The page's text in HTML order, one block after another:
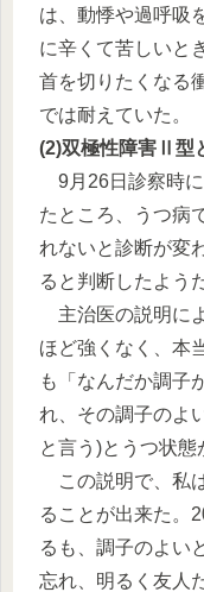
は、動悸や過呼吸
に辛くて苦しいと
首を切りたくなる
では耐えていた。
(2)双極性障害Ⅱ型
9月26日診察時
たところ、うつ病
れないと診断が変
ると判断したよう
主治医の説明に
ほど強くなく、本
も「なんだか調子
れ、その調子のよ
と言う)とうつ状態
この説明で、私
ることが出来た。
るも、調子のよい
忘れ、明るく友人